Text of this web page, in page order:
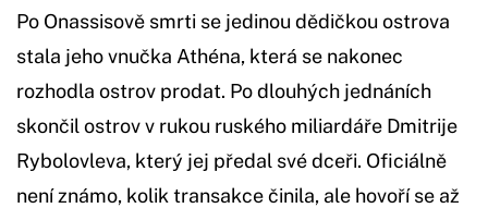
Po Onassisově smrti se jedinou dědičkou ostrova
stala jeho vnučka Athéna, která se nakonec
rozhodla ostrov prodat. Po dlouhých jednáních
skončil ostrov v rukou ruského miliardáře Dmitrije
Rybolovleva, který jej předal své dceři. Oficiálně
není známo, kolik transakce činila, ale hovoří se až